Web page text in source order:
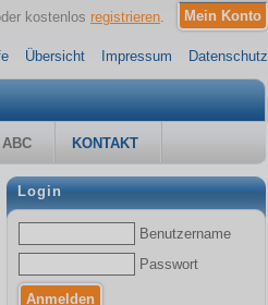
kostenlos registrieren
Übersicht Impressum Datenschutz
ABC KONTAKT
Login
Benutzername
Passwort